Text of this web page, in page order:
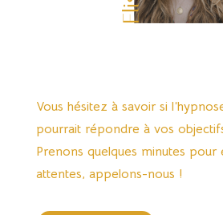
Vous hésitez à savoir si
pourrait répondre à vos
Prenons quelques minutes pour
attentes, appelons-nous !